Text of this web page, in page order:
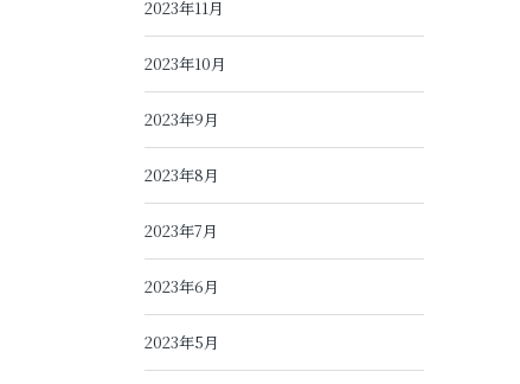
2023年11月
2023年10月
2023年9月
2023年8月
2023年7月
2023年6月
2023年5月